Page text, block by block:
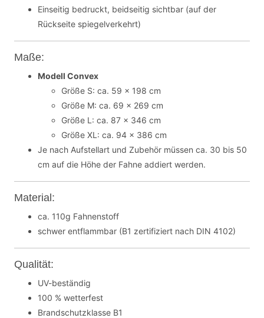
Einseitig bedruckt, beidseitig sichtbar (auf der
Rückseite spiegelverkehrt)
Maße:
Modell Convex
Größe S: ca. 59 x 198 cm
Größe M: ca. 69 x 269 cm
Größe L: ca. 87 x 346 cm
Größe XL: ca. 94 x 386 cm
Je nach Aufstellart und Zubehör müssen ca. 30 bis 50
cm auf die Höhe der Fahne addiert werden.
Material:
ca. 110g Fahnenstoff
schwer entflammbar (B1 zertifiziert nach DIN 4102)
Qualität:
UV-beständig
100 % wetterfest
Brandschutzklasse B1